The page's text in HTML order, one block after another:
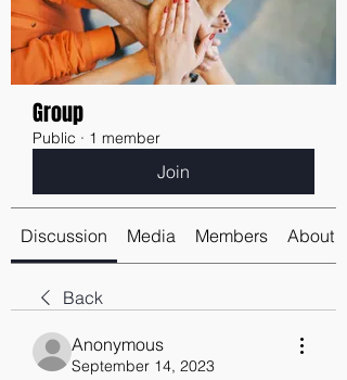
Group
Public · 1 member
Join
Discussion Media Members About
Back
Anonymous
September 14, 2023